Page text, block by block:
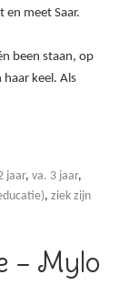
meet Saar.
been staan, op
keel. Als
jaar, va. 3 jaar,
, ziek zijn
– Mylo